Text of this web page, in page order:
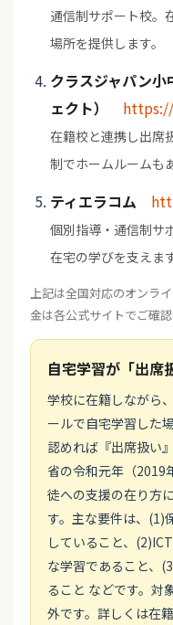
通信制サポート校。
場所を提供します。
クラスジャパン
ェクト）
在籍校と連携し出席
制でホームルームも
ティエラコム
個別指導・通信制サ
在宅の学びを支えます
上記は全国対応のオンラ
金は各公式サイトでご確認
自宅学習が「出席
学校に在籍しながら
ールで自宅学習した
認めれば『出席扱い
省の令和元年（2019
徒への支援の在り方
す。主な要件は、(1)
していること、
な学習であること、
ること などです。対
外です。詳しくは在